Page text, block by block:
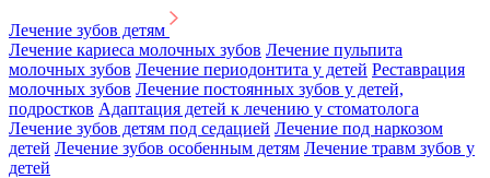
Лечение зубов детям
Лечение кариеса молочных зубов Лечение пульпита
молочных зубов Лечение периодонтита у детей Реставрация
молочных зубов Лечение постоянных зубов у детей,
подростков Адаптация детей к лечению у стоматолога
Лечение зубов детям под седацией Лечение под наркозом
детей Лечение зубов особенным детям Лечение травм зубов у
детей